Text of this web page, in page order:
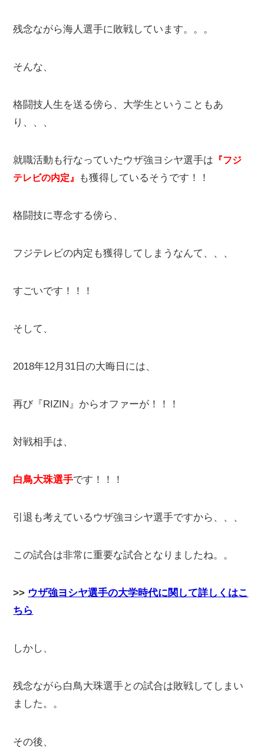
残念ながら海人選手に敗戦しています。。。
そんな、
格闘技人生を送る傍ら、大学生ということもあ
り、、、
就職活動も行なっていたウザ強ヨシヤ選手は 『フジ
テレビの内定』
も獲得しているそうです！！
格闘技に専念する傍ら、
フジテレビの内定も獲得してしまうなんて、、、
すごいです！！！
そして、
2018年12月31日の大晦日には、
再び『RIZIN』からオファーが！！！
対戦相手は、
白鳥大珠選手です！！！
引退も考えているウザ強ヨシヤ選手ですから、、、
この試合は非常に重要な試合となりましたね。。
>> ウザ強ヨシヤ選手の大学時代に関して詳しくはこ
ちら
しかし、
残念ながら白鳥大珠選手との試合は敗戦してしまい
ました。。
その後、